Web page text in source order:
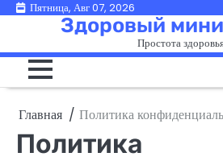
ПерейтиПятница, Авг 07, 2026
Здоровый
Простота
Главная Политика
Политика